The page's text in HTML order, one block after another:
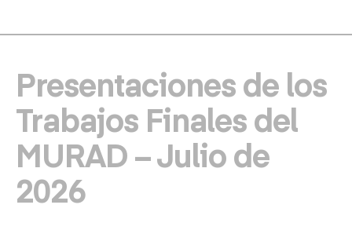
Presentaciones de los
Trabajos Finales del
MURAD – Julio de
2026